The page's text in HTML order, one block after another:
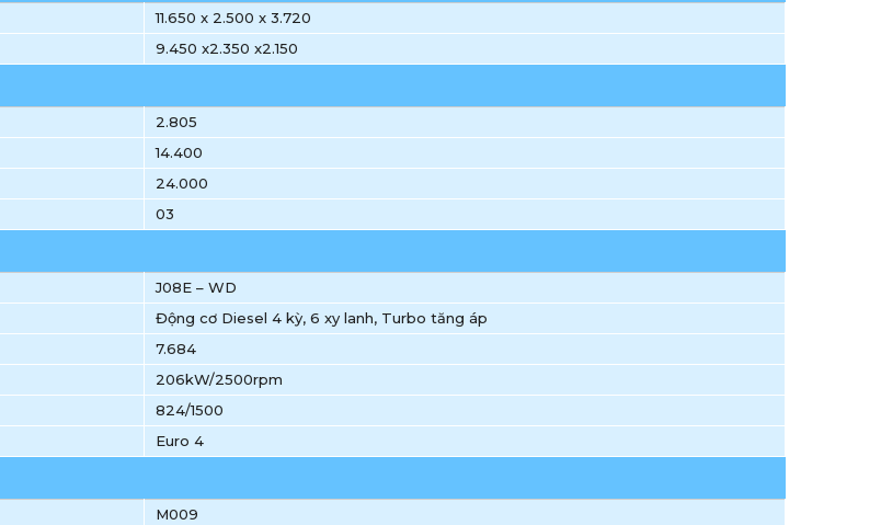
11.650 x 2.500 x 3.720
9.450 x2.350 x2.150
2.805
14.400
24.000
03
J08E – WD
Động cơ Diesel 4 kỳ, 6 xy lanh, Turbo tăng áp
7.684
206kW/2500rpm
824/1500
Euro 4
M009